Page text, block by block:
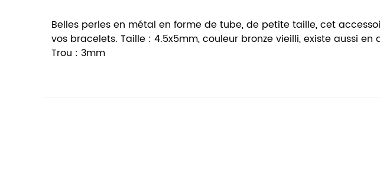
Belles perles en métal en forme de tube, de petite taille, cet
vos bracelets. Taille : 4.5x5mm, couleur bronze vieilli, existe aussi en
Trou : 3mm